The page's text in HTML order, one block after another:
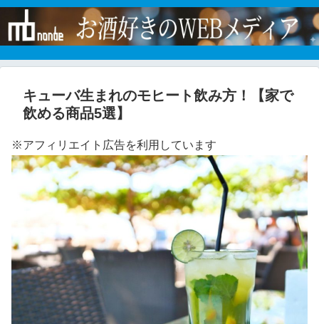
キューバ生まれのモヒート飲み方！【家で
飲める商品5選】
※アフィリエイト広告を利用しています